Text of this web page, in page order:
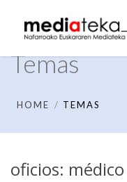
Temas
HOME TEMAS
oficios: